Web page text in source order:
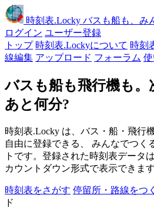
時刻表.Locky バスも船も、み
ログイン ユーザー登録
トップ 時刻表.Lockyについて 時刻
線編集 アップロード フォーラム
バスも船も飛行機も。
あと何分?
時刻表.Locky は、バス・船・飛行
自由に登録できる、 みんなでつく
トです。登録された時刻表データ
カウントダウン形式で表示できます
時刻表をさがす 停留所・路線をつ
ド